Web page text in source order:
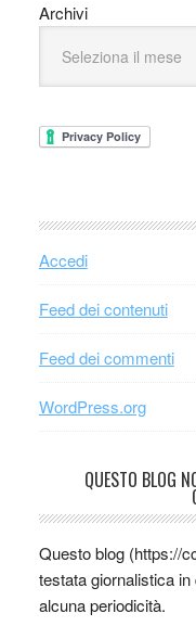
Archivi
Accedi
Feed dei contenuti
Feed dei commenti
WordPress.org
QUESTO BLOG
Questo blog (https://
testata giornalistica
alcuna periodicità.